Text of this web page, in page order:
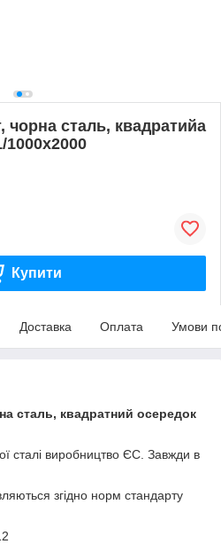
сталь, квадратийа
1000x2000
Купити
Доставка Оплата Умови
сталь, квадратний осередок
сталі виробництво ЄС. Завжди в
згідно норм стандарту